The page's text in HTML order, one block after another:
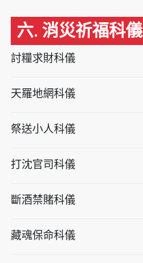
六. 消災祈福科儀
討糧求財科儀
天羅地網科儀
祭送小人科儀
打沈官司科儀
斷酒禁賭科儀
藏魂保命科儀